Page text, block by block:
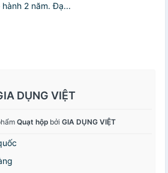
2 năm. Đạ...
DỤNG VIỆT
Quạt hộp bởi GIA DỤNG VIỆT